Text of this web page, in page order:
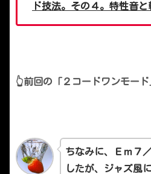
ド技法。その４。特性音と
👆前回の「２コードワンモード
ちなみに、Ｅｍ７
したが、ジャズ風